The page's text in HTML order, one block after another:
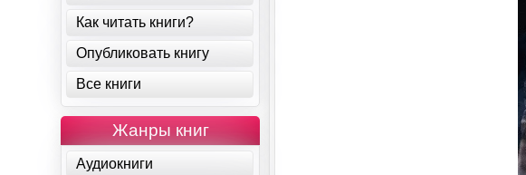
Как читать книги?
Опубликовать книгу
Все книги
Жанры книг
Аудиокниги